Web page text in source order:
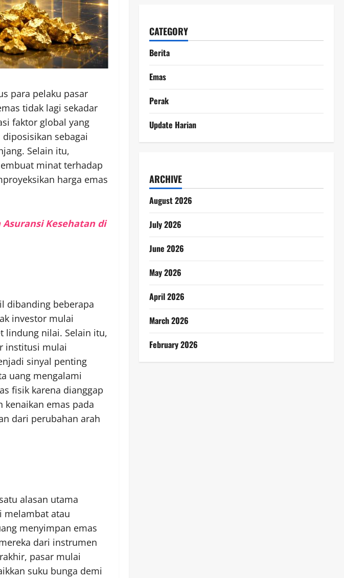
para pelaku pasar
tidak lagi sekadar
faktor global yang
sebagai
Selain itu,
minat terhadap
harga emas
Kesehatan di
dibanding beberapa
investor mulai
lindung nilai. Selain itu,
institusi mulai
sinyal penting
uang mengalami
fisik karena dianggap
emas pada
dari perubahan arah
alasan utama
melambat atau
menyimpan emas
dari instrumen
pasar mulai
suku bunga demi
CATEGORY
Berita
Emas
Perak
Update Harian
ARCHIVE
August 2026
July 2026
June 2026
May 2026
April 2026
March 2026
February 2026